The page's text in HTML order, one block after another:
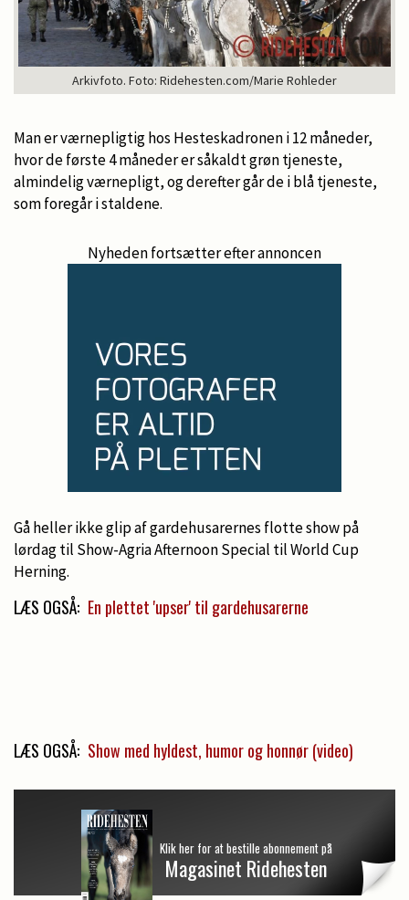
Arkivfoto. Foto: Ridehesten.com/Marie Rohleder
Man er værnepligtig hos Hesteskadronen i 12 måneder,
hvor de første 4 måneder er såkaldt grøn tjeneste,
almindelig værnepligt, og derefter går de i blå tjeneste,
som foregår i staldene.
Nyheden fortsætter efter annoncen
Gå heller ikke glip af gardehusarernes flotte show på
lørdag til Show-Agria Afternoon Special til World Cup
Herning.
LÆS OGSÅ: En plettet 'upser' til gardehusarerne
LÆS OGSÅ: Show med hyldest, humor og honnør (video)
Klik her for at bestille abonnement på
Magasinet Ridehesten